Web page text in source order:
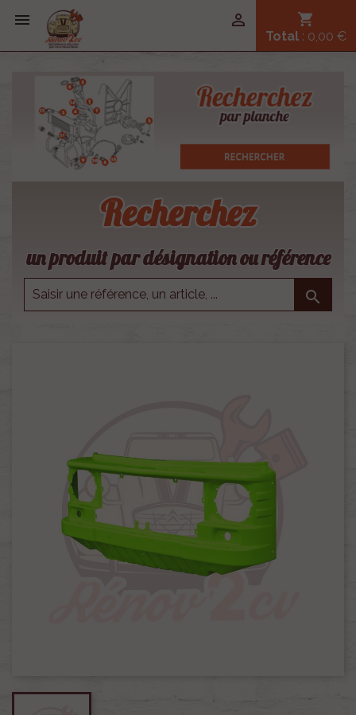
 shopping_cart
Total : 0,00 €

Recherchez
un produit par désignation ou référence
